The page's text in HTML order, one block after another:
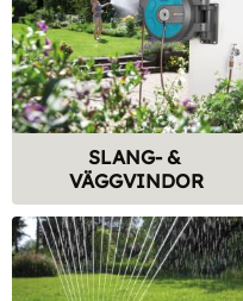
SLANG- &
VÄGGVINDOR